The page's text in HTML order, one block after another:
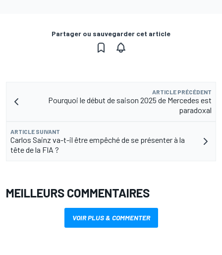
Partager ou sauvegarder cet article
ARTICLE PRÉCÉDENT
Pourquoi le début de saison 2025 de Mercedes est
paradoxal
ARTICLE SUIVANT
Carlos Sainz va-t-il être empêché de se présenter à la
tête de la FIA ?
MEILLEURS COMMENTAIRES
VOIR PLUS & COMMENTER